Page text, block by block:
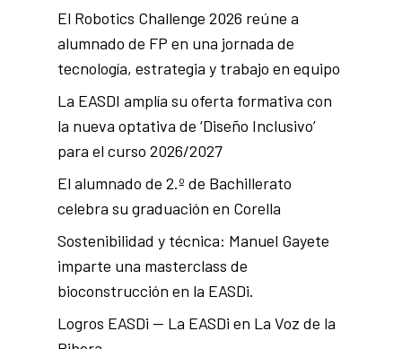
El Robotics Challenge 2026 reúne a
alumnado de FP en una jornada de
tecnología, estrategia y trabajo en equipo
La EASDI amplía su oferta formativa con
la nueva optativa de ‘Diseño Inclusivo’
para el curso 2026/2027
El alumnado de 2.º de Bachillerato
celebra su graduación en Corella
Sostenibilidad y técnica: Manuel Gayete
imparte una masterclass de
bioconstrucción en la EASDi.
Logros EASDi — La EASDi en La Voz de la